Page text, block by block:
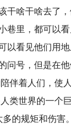
干啥干啥去了
巷里，都可以
以看见他们用
问号，但是在
伴着人们，使
类世界的一个
的规矩和伤害。